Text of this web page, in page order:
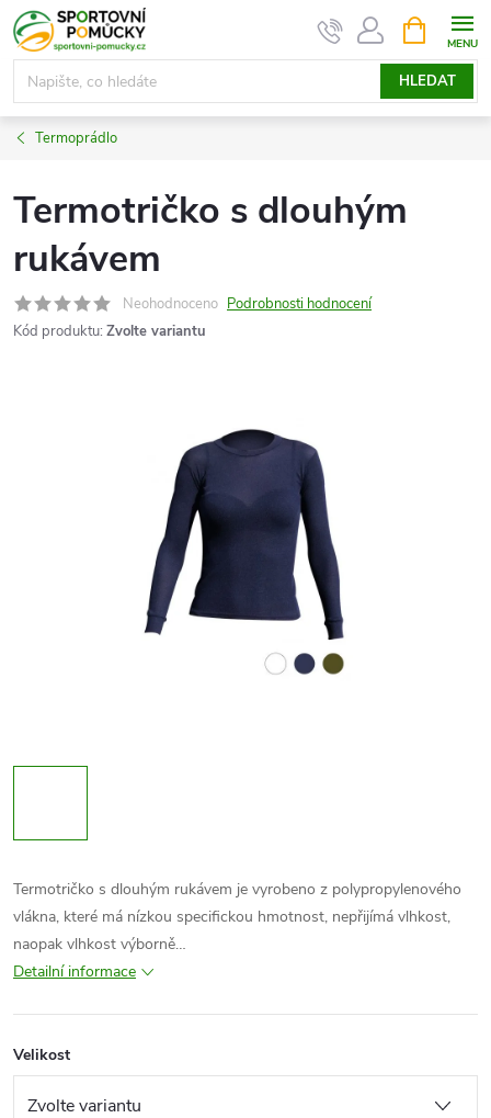
Přejít
na
obsah
HLEDAT
NÁKUPNÍ
KOŠÍK
Termoprádlo
Termotričko s dlouhým
rukávem
Neohodnoceno Podrobnosti hodnocení
Kód produktu: Zvolte variantu
Termotričko s dlouhým rukávem je vyrobeno z polypropylenového
vlákna, které má nízkou specifickou hmotnost, nepřijímá vlhkost,
naopak vlhkost výborně…
Detailní informace
Velikost